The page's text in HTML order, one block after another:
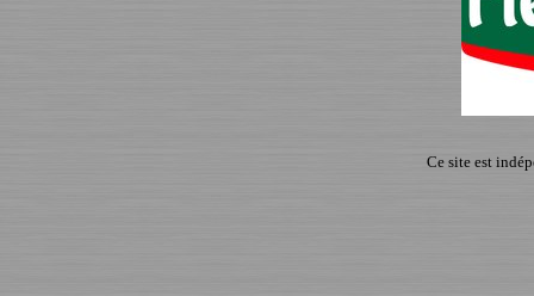
Ce site est